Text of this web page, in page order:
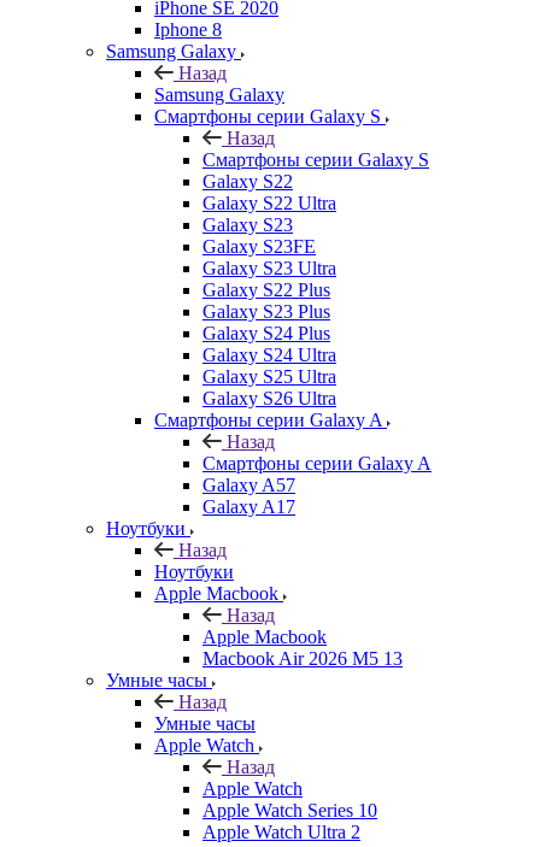
iPhone SE 2020
Iphone 8
Samsung Galaxy
Назад
Samsung Galaxy
Смартфоны серии Galaxy S
Назад
Смартфоны серии Galaxy S
Galaxy S22
Galaxy S22 Ultra
Galaxy S23
Galaxy S23FE
Galaxy S23 Ultra
Galaxy S22 Plus
Galaxy S23 Plus
Galaxy S24 Plus
Galaxy S24 Ultra
Galaxy S25 Ultra
Galaxy S26 Ultra
Смартфоны серии Galaxy A
Назад
Смартфоны серии Galaxy A
Galaxy A57
Galaxy A17
Ноутбуки
Назад
Ноутбуки
Apple Macbook
Назад
Apple Macbook
Macbook Air 2026 M5 13
Умные часы
Назад
Умные часы
Apple Watch
Назад
Apple Watch
Apple Watch Series 10
Apple Watch Ultra 2